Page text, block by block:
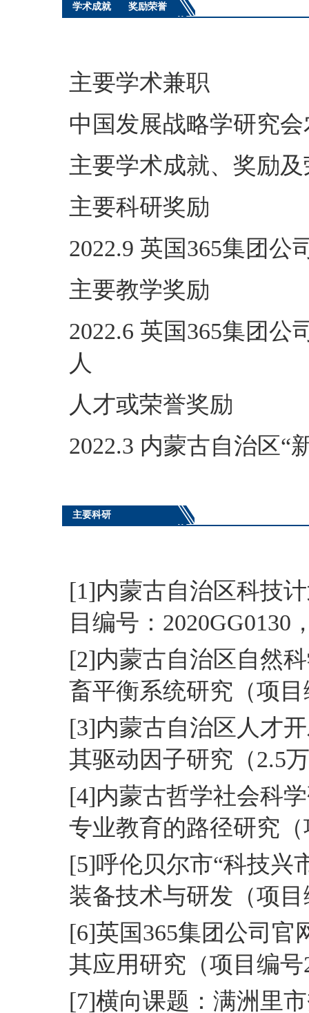
学术成就 奖励荣誉
主要学术兼职
中国发展战略学研究
主要学术成就、奖励
主要科研奖励
2022.9 英国365集团公
主要教学奖励
2022.6 英国365集团
人
人才或荣誉奖励
2022.3 内蒙古自治区“
主要科研
[1]内蒙古自治区科技
目编号：2020GG0130
[2]内蒙古自治区自然
畜平衡系统研究（项目
[3]内蒙古自治区人才
其驱动因子研究（2.5
[4]内蒙古哲学社会科
专业教育的路径研究
[5]呼伦贝尔市“科技兴
装备技术与研发（项
[6]英国365集团公司官
其应用研究（项目编号
[7]横向课题：满洲里